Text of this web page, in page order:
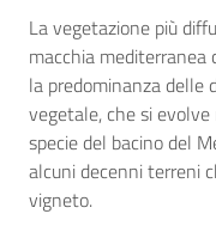
La vegetazione più
macchia mediterranea
la predominanza delle
vegetale, che si
specie del bacino del
alcuni decenni terreni
vigneto.